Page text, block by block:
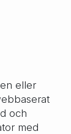
eller
och
med